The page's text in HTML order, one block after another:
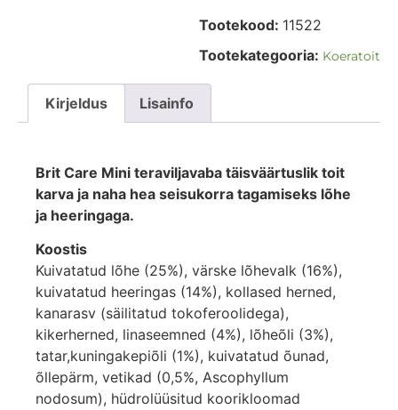
Tootekood: 11522
Tootekategooria: Koeratoit
Kirjeldus Lisainfo
Brit Care Mini teraviljavaba täisväärtuslik toit
karva ja naha hea seisukorra tagamiseks lõhe
ja heeringaga.
Koostis
Kuivatatud lõhe (25%), värske lõhevalk (16%),
kuivatatud heeringas (14%), kollased herned,
kanarasv (säilitatud tokoferoolidega),
kikerherned, linaseemned (4%), lõheõli (3%),
tatar,kuningakepiõli (1%), kuivatatud õunad,
õllepärm, vetikad (0,5%, Ascophyllum
nodosum), hüdrolüüsitud koorikloomad